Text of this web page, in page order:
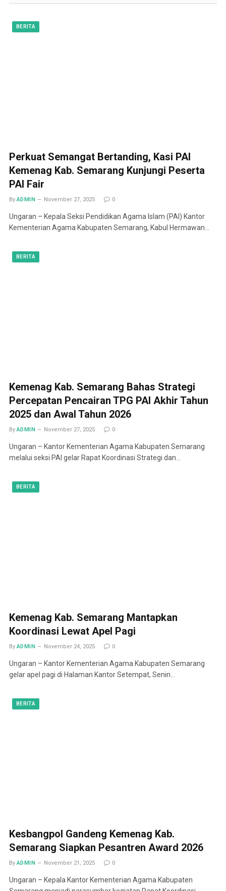
BERITA
Perkuat Semangat Bertanding, Kasi PAI
Kemenag Kab. Semarang Kunjungi Peserta
PAI Fair
By ADMIN November 27, 2025 0
Ungaran – Kepala Seksi Pendidikan Agama Islam (PAI) Kantor
Kementerian Agama Kabupaten Semarang, Kabul Hermawan…
BERITA
Kemenag Kab. Semarang Bahas Strategi
Percepatan Pencairan TPG PAI Akhir Tahun
2025 dan Awal Tahun 2026
By ADMIN November 27, 2025 0
Ungaran – Kantor Kementerian Agama Kabupaten Semarang
melalui seksi PAI gelar Rapat Koordinasi Strategi dan…
BERITA
Kemenag Kab. Semarang Mantapkan
Koordinasi Lewat Apel Pagi
By ADMIN November 24, 2025 0
Ungaran – Kantor Kementerian Agama Kabupaten Semarang
gelar apel pagi di Halaman Kantor Setempat, Senin…
BERITA
Kesbangpol Gandeng Kemenag Kab.
Semarang Siapkan Pesantren Award 2026
By ADMIN November 21, 2025 0
Ungaran – Kepala Kantor Kementerian Agama Kabupaten